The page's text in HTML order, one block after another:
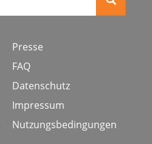
Presse
FAQ
Datenschutz
Impressum
Nutzungsbedingungen